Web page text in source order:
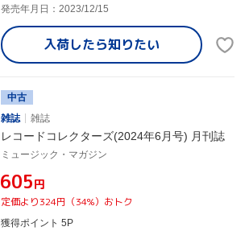
発売年月日：2023/12/15
入荷したら知りたい
中古
雑誌
雑誌
レコードコレクターズ(2024年6月号) 月刊誌
ミュージック・マガジン
¥605円
定価より324円（34%）おトク
獲得ポイント 5P